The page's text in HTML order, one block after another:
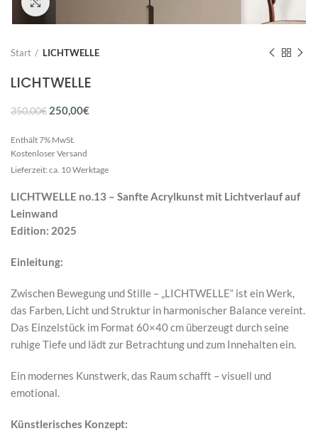
Start LICHTWELLE
LICHTWELLE
350,00€ Ursprünglicher
war:
350,00€
250,00€Aktueller
Enthält 7% MwSt.
Kostenloser Versand
Lieferzeit: ca. 10 Werktage
LICHTWELLE no.13 – Sanfte Acrylkunst mit Lichtverlauf auf
Leinwand
Edition: 2025
Einleitung:
Zwischen Bewegung und Stille – „LICHTWELLE“ ist ein Werk,
das Farben, Licht und Struktur in harmonischer Balance vereint.
Das Einzelstück im Format 60×40 cm überzeugt durch seine
ruhige Tiefe und lädt zur Betrachtung und zum Innehalten ein.
Ein modernes Kunstwerk, das Raum schafft – visuell und
emotional.
Künstlerisches Konzept: